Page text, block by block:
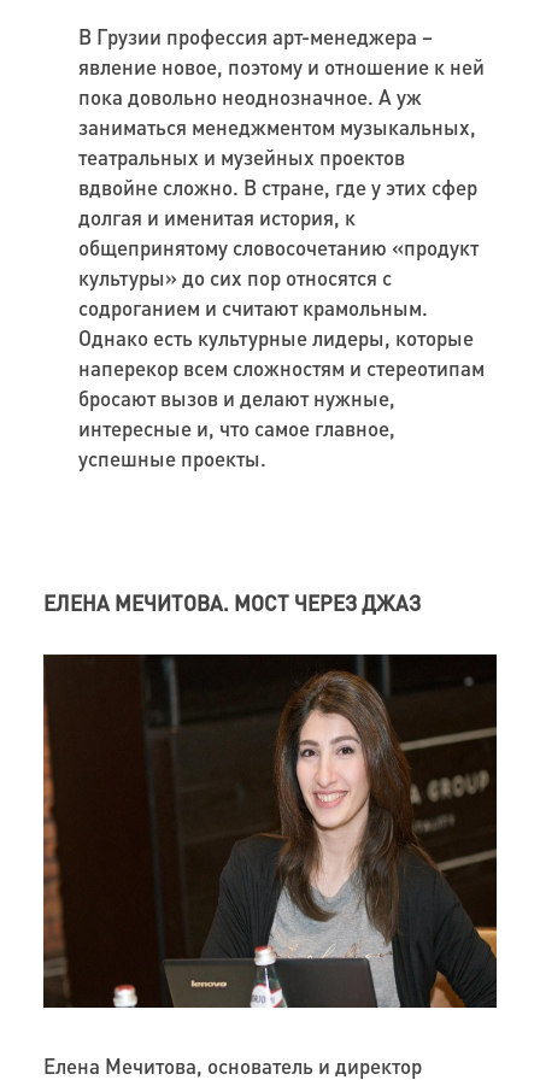
В Грузии профессия арт-менеджера –
явление новое, поэтому и отношение к ней
пока довольно неоднозначное. А уж
заниматься менеджментом музыкальных,
театральных и музейных проектов
вдвойне сложно. В стране, где у этих сфер
долгая и именитая история, к
общепринятому словосочетанию «продукт
культуры» до сих пор относятся с
содроганием и считают крамольным.
Однако есть культурные лидеры, которые
наперекор всем сложностям и стереотипам
бросают вызов и делают нужные,
интересные и, что самое главное,
успешные проекты.
ЕЛЕНА МЕЧИТОВА. МОСТ ЧЕРЕЗ ДЖАЗ
Елена Мечитова, основатель и директор